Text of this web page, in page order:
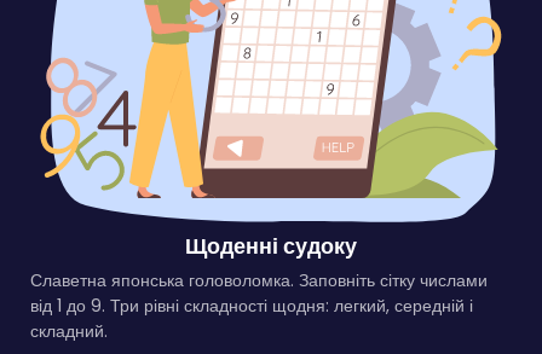
Щоденні судоку
Славетна японська головоломка. Заповніть сітку числами
від 1 до 9. Три рівні складності щодня: легкий, середній і
складний.